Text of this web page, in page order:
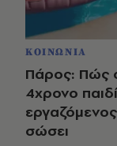
ΚΟΙΝΩΝΙΑ
Πάρος: Πώς
4χρονο
σώσει